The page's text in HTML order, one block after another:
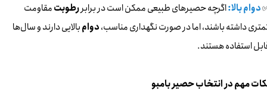
دوام بالا:اگرچه حصیرهای طبیعی ممکن است در برابررطوبتمقاومت
داشته باشند، اما در صورت نگهداری مناسب،دوامبالایی دارند و سال‌ها
استفاده هستند.
مهم در انتخاب حصیر بامبو